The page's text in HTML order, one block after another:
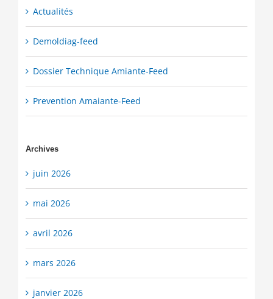
Actualités
Demoldiag-feed
Dossier Technique Amiante-Feed
Prevention Amaiante-Feed
Archives
juin 2026
mai 2026
avril 2026
mars 2026
janvier 2026